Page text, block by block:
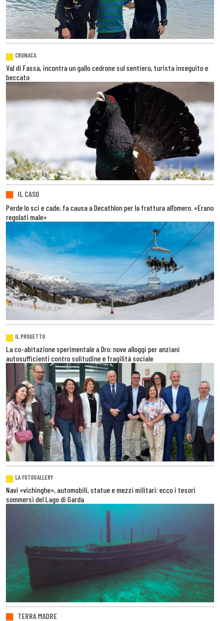
CRONACA
Val di Fassa, incontra un gallo cedrone sul sentiero, turista inseguito e
beccato
IL CASO
Perde lo sci e cade, fa causa a Decathlon per la frattura all’omero. «Erano
regolati male»
IL PROGETTO
La co-abitazione sperimentale a Dro: nove alloggi per anziani
autosufficienti contro solitudine e fragilità sociale
LA FOTOGALLERY
Navi «vichinghe», automobili, statue e mezzi militari: ecco i tesori
sommersi del Lago di Garda
TERRA MADRE